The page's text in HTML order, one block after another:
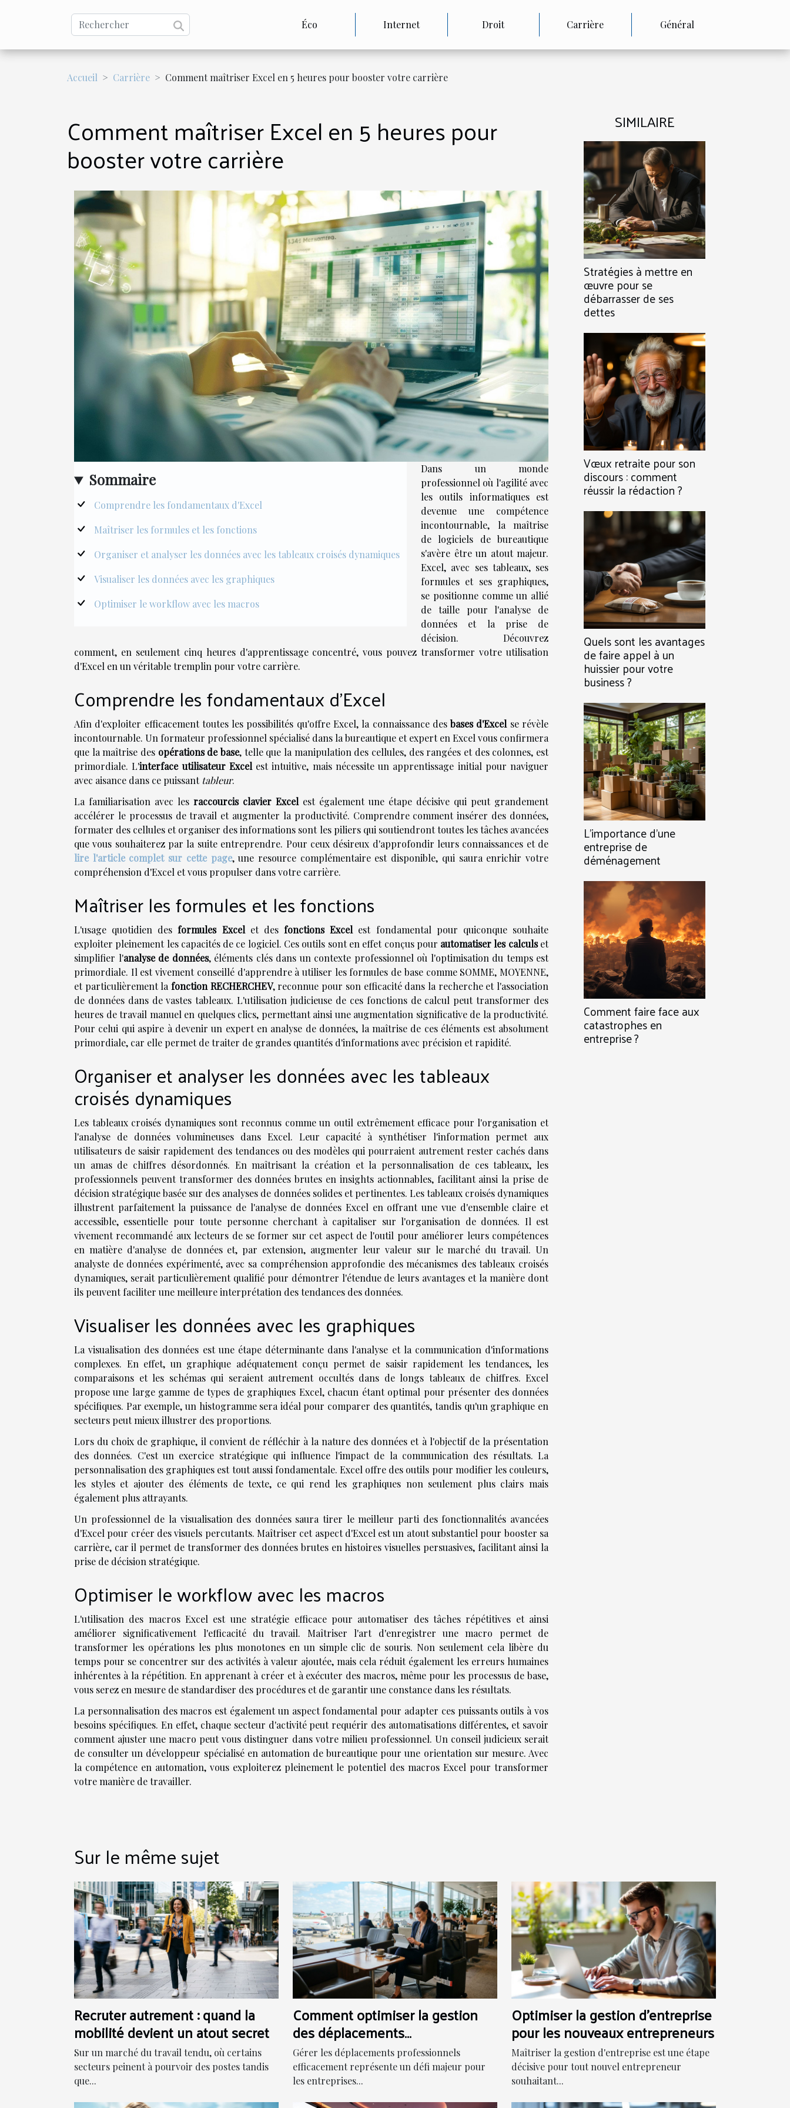
Éco Internet Droit Carrière Général
Accueil Carrière Comment maîtriser Excel en 5 heures pour booster votre carrière
Comment maîtriser Excel en 5 heures pour
booster votre carrière
Sommaire
Comprendre les fondamentaux d'Excel
Maîtriser les formules et les fonctions
Organiser et analyser les données avec les tableaux croisés dynamiques
Visualiser les données avec les graphiques
Optimiser le workflow avec les macros
Dans un monde
professionnel où l'agilité avec
les outils informatiques est
devenue une compétence
incontournable, la maîtrise
de logiciels de bureautique
s'avère être un atout majeur.
Excel, avec ses tableaux, ses
formules et ses graphiques,
se positionne comme un allié
de taille pour l'analyse de
données et la prise de
décision. Découvrez
comment, en seulement cinq heures d'apprentissage concentré, vous pouvez transformer votre utilisation
d'Excel en un véritable tremplin pour votre carrière.
Comprendre les fondamentaux d'Excel
Afin d'exploiter efficacement toutes les possibilités qu'offre Excel, la connaissance desbases d'Excel se révèle
incontournable. Un formateur professionnel spécialisé dans la bureautique et expert en Excel vous confirmera
que la maîtrise des opérations de base, telle que la manipulation des cellules, des rangées et des colonnes, est
primordiale. L'interface utilisateur Excelest intuitive, mais nécessite un apprentissage initial pour naviguer
avec aisance dans ce puissant tableur.
La familiarisation avec les raccourcis clavier Excel est également une étape décisive qui peut grandement
accélérer le processus de travail et augmenter la productivité. Comprendre comment insérer des données,
formater des cellules et organiser des informations sont les piliers qui soutiendront toutes les tâches avancées
que vous souhaiterez par la suite entreprendre. Pour ceux désireux d'approfondir leurs connaissances et de
lire l'article complet sur cette page, une resource complémentaire est disponible, qui saura enrichir votre
compréhension d'Excel et vous propulser dans votre carrière.
Maîtriser les formules et les fonctions
L'usage quotidien desformules Excelet desfonctions Excel est fondamental pour quiconque souhaite
exploiter pleinement les capacités de ce logiciel. Ces outils sont en effet conçus pour automatiser les calculset
simplifier l'analyse de données, éléments clés dans un contexte professionnel où l'optimisation du temps est
primordiale. Il est vivement conseillé d'apprendre à utiliser les formules de base comme SOMME, MOYENNE,
et particulièrement lafonction RECHERCHEV, reconnue pour son efficacité dans la recherche et l'association
de données dans de vastes tableaux. L'utilisation judicieuse de ces fonctions de calcul peut transformer des
heures de travail manuel en quelques clics, permettant ainsi une augmentation significative de la productivité.
Pour celui qui aspire à devenir un expert en analyse de données, la maîtrise de ces éléments est absolument
primordiale, car elle permet de traiter de grandes quantités d'informations avec précision et rapidité.
Organiser et analyser les données avec les tableaux
croisés dynamiques
Les tableaux croisés dynamiques sont reconnus comme un outil extrêmement efficace pour l'organisation et
l'analyse de données volumineuses dans Excel. Leur capacité à synthétiser l'information permet aux
utilisateurs de saisir rapidement des tendances ou des modèles qui pourraient autrement rester cachés dans
un amas de chiffres désordonnés. En maîtrisant la création et la personnalisation de ces tableaux, les
professionnels peuvent transformer des données brutes en insights actionnables, facilitant ainsi la prise de
décision stratégique basée sur des analyses de données solides et pertinentes. Les tableaux croisés dynamiques
illustrent parfaitement la puissance de l'analyse de données Excel en offrant une vue d'ensemble claire et
accessible, essentielle pour toute personne cherchant à capitaliser sur l'organisation de données. Il est
vivement recommandé aux lecteurs de se former sur cet aspect de l'outil pour améliorer leurs compétences
en matière d'analyse de données et, par extension, augmenter leur valeur sur le marché du travail. Un
analyste de données expérimenté, avec sa compréhension approfondie des mécanismes des tableaux croisés
dynamiques, serait particulièrement qualifié pour démontrer l'étendue de leurs avantages et la manière dont
ils peuvent faciliter une meilleure interprétation des tendances des données.
Visualiser les données avec les graphiques
La visualisation des données est une étape déterminante dans l'analyse et la communication d'informations
complexes. En effet, un graphique adéquatement conçu permet de saisir rapidement les tendances, les
comparaisons et les schémas qui seraient autrement occultés dans de longs tableaux de chiffres. Excel
propose une large gamme de types de graphiques Excel, chacun étant optimal pour présenter des données
spécifiques. Par exemple, un histogramme sera idéal pour comparer des quantités, tandis qu'un graphique en
secteurs peut mieux illustrer des proportions.
Lors du choix de graphique, il convient de réfléchir à la nature des données et à l'objectif de la présentation
des données. C'est un exercice stratégique qui influence l'impact de la communication des résultats. La
personnalisation des graphiques est tout aussi fondamentale. Excel offre des outils pour modifier les couleurs,
les styles et ajouter des éléments de texte, ce qui rend les graphiques non seulement plus clairs mais
également plus attrayants.
Un professionnel de la visualisation des données saura tirer le meilleur parti des fonctionnalités avancées
d'Excel pour créer des visuels percutants. Maîtriser cet aspect d'Excel est un atout substantiel pour booster sa
carrière, car il permet de transformer des données brutes en histoires visuelles persuasives, facilitant ainsi la
prise de décision stratégique.
Optimiser le workflow avec les macros
L'utilisation des macros Excel est une stratégie efficace pour automatiser des tâches répétitives et ainsi
améliorer significativement l'efficacité du travail. Maîtriser l'art d'enregistrer une macro permet de
transformer les opérations les plus monotones en un simple clic de souris. Non seulement cela libère du
temps pour se concentrer sur des activités à valeur ajoutée, mais cela réduit également les erreurs humaines
inhérentes à la répétition. En apprenant à créer et à exécuter des macros, même pour les processus de base,
vous serez en mesure de standardiser des procédures et de garantir une constance dans les résultats.
La personnalisation des macros est également un aspect fondamental pour adapter ces puissants outils à vos
besoins spécifiques. En effet, chaque secteur d'activité peut requérir des automatisations différentes, et savoir
comment ajuster une macro peut vous distinguer dans votre milieu professionnel. Un conseil judicieux serait
de consulter un développeur spécialisé en automation de bureautique pour une orientation sur mesure. Avec
la compétence en automation, vous exploiterez pleinement le potentiel des macros Excel pour transformer
votre manière de travailler.
SIMILAIRE
Stratégies à mettre en
œuvre pour se
débarrasser de ses
dettes
Vœux retraite pour son
discours : comment
réussir la rédaction ?
Quels sont les avantages
de faire appel à un
huissier pour votre
business ?
L'importance d'une
entreprise de
déménagement
Comment faire face aux
catastrophes en
entreprise ?
Sur le même sujet
Recruter autrement : quand la
mobilité devient un atout secret
Sur un marché du travail tendu, où certains
secteurs peinent à pourvoir des postes tandis
que...
Comment optimiser la gestion
des déplacements
professionnels ?
Gérer les déplacements professionnels
efficacement représente un défi majeur pour
les entreprises...
Optimiser la gestion d'entreprise
pour les nouveaux entrepreneurs
Maîtriser la gestion d'entreprise est une étape
décisive pour tout nouvel entrepreneur
souhaitant...